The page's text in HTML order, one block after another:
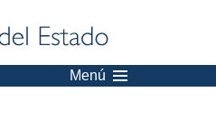
Menú